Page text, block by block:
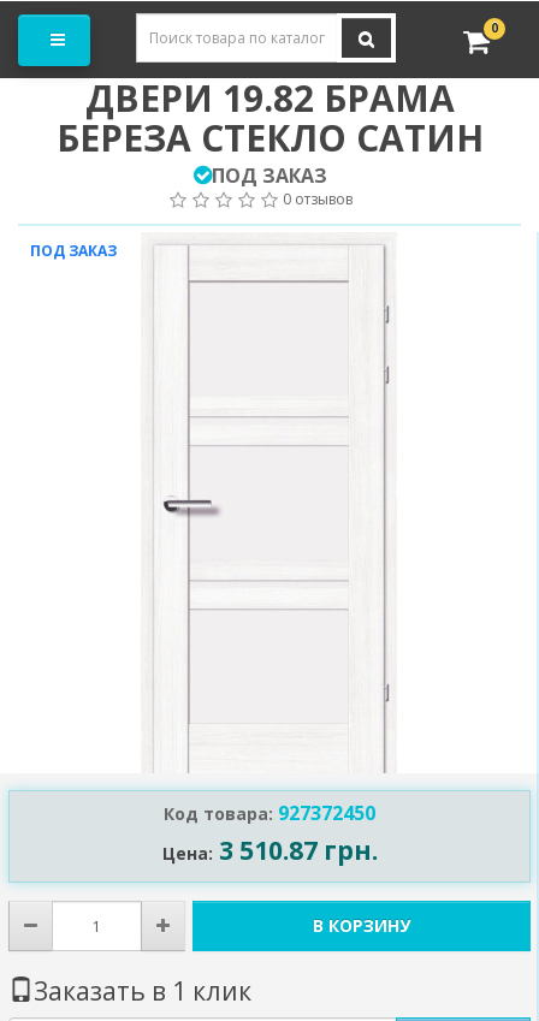
0
ДВЕРИ 19.82 БРАМА
БЕРЕЗА СТЕКЛО САТИН
ПОД ЗАКАЗ
0 отзывов
ПОД ЗАКАЗ
Код товара: 927372450
Цена: 3 510.87 грн.
В КОРЗИНУ
Заказать в 1 клик